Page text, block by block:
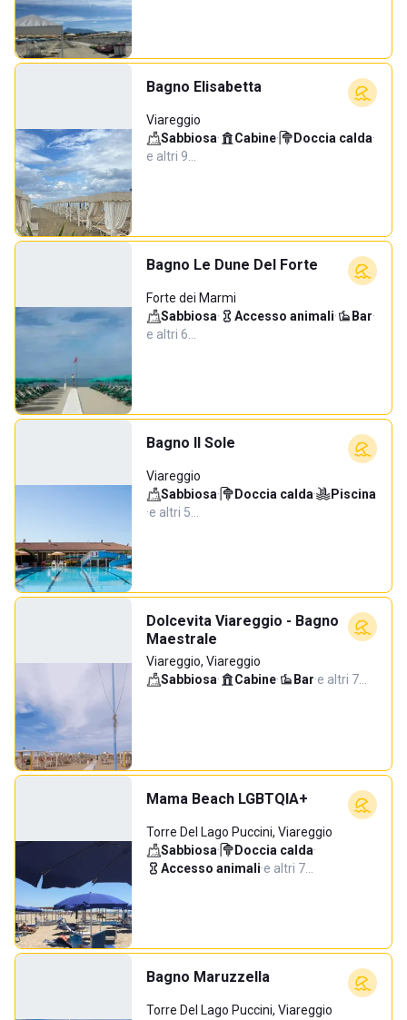
Bagno Elisabetta
Viareggio
Sabbiosa· Cabine· Doccia calda·
e altri 9…
Bagno Le Dune Del Forte
Forte dei Marmi
Sabbiosa· Accesso animali· Bar·
e altri 6…
Bagno Il Sole
Viareggio
Sabbiosa· Doccia calda·
Piscina
·e altri 5…
Dolcevita Viareggio - Bagno
Maestrale
Viareggio, Viareggio
Sabbiosa· Cabine· Bar·e altri 7…
Mama Beach LGBTQIA+
Torre Del Lago Puccini, Viareggio
Sabbiosa· Doccia calda·
Accesso animali·e altri 7…
Bagno Maruzzella
Torre Del Lago Puccini, Viareggio